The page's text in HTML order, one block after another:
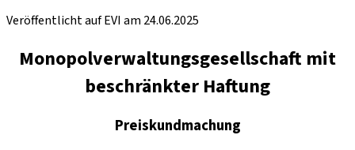
Veröffentlicht auf EVI am 24.06.2025
Monopolverwaltungsgesellschaft mit
beschränkter Haftung
Preiskundmachung